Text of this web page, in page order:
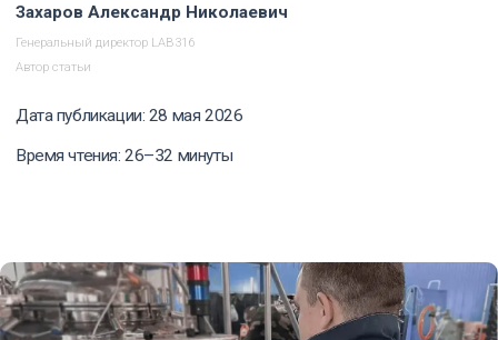
Время чтения: 26–32 минуты